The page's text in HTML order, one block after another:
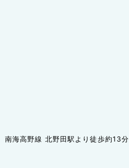
南海高野線 北野田駅より徒歩約13分